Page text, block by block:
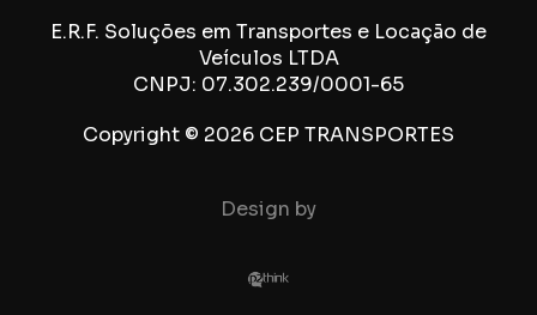
E.R.F. Soluções em Transportes e Locação de
Veículos LTDA
CNPJ: 07.302.239/0001-65
Copyright © 2026 CEP TRANSPORTES
Design by